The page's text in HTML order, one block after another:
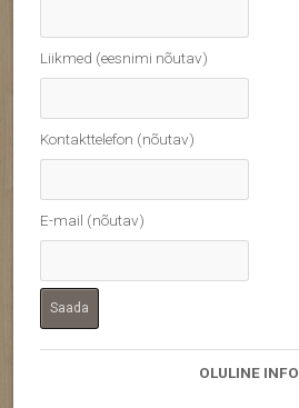
Liikmed (eesnimi nõutav)
Kontakttelefon (nõutav)
E-mail (nõutav)
OLULINE INFO